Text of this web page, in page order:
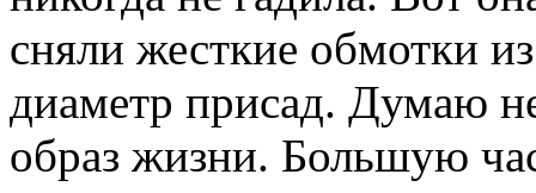
сняли жесткие обмотки
диаметр присад. Думаю
образ жизни. Большую